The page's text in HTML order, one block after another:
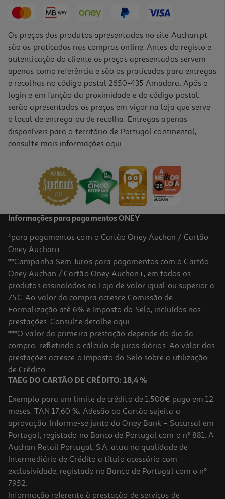
-10%
Livro Stitch - Melhores Amigos Para Sempre!
PVP de editor
10,71 €
-10%
Livro Stitch: Super Fixe Tapete Para Colorir Disney
11.61 €/un
12,90 € PVP de editor
11,61 €
-10%
Os preços dos produtos apresentados no site Auchan.pt
são os praticados nas compras online. Antes do registo e
autenticação do cliente os preços apresentados servem
apenas como referência e são os praticados para entregas
e recolhas no código postal 2650-435 Amadora. Após o
login e em função da proximidade e do código postal,
serão apresentados os preços em vigor na loja que serve
o local de entrega ou de recolha. Entregas apenas
disponíveis para o território de Portugal continental,
consulte mais informações aqui.
Informações para pagamentos ONEY
*para pagamentos com o Cartão Oney Auchan / Cartão
Oney Auchan+.
**Campanha Sem Juros para pagamentos com o Cartão
Oney Auchan / Cartão Oney Auchan+, em todos os
produtos assinalados na Loja de valor igual ou superior a
75€. Ao valor da compra acresce Comissão de
Formalização até 6% e Imposto do Selo, incluídos nas
prestações. Consulte detalhe aqui.
***O valor da primeira prestação depende do dia da
compra, refletindo o cálculo de juros diários. Ao valor das
prestações acresce o Imposto do Selo sobre a utilização
de Crédito.
TAEG DO CARTÃO DE CRÉDITO: 18,4 %
Exemplo para um limite de crédito de 1.500€ pago em 12
meses. TAN 17,60 %. Adesão ao Cartão sujeita a
aprovação. Informe-se junto do Oney Bank – Sucursal em
Portugal, registado no Banco de Portugal com o nº 881. A
Auchan Retail Portugal, S.A. atua na qualidade de
Intermediário de Crédito a título acessório com
exclusividade, registado no Banco de Portugal com o nº
7952.
Informação referente à prestação de serviços de